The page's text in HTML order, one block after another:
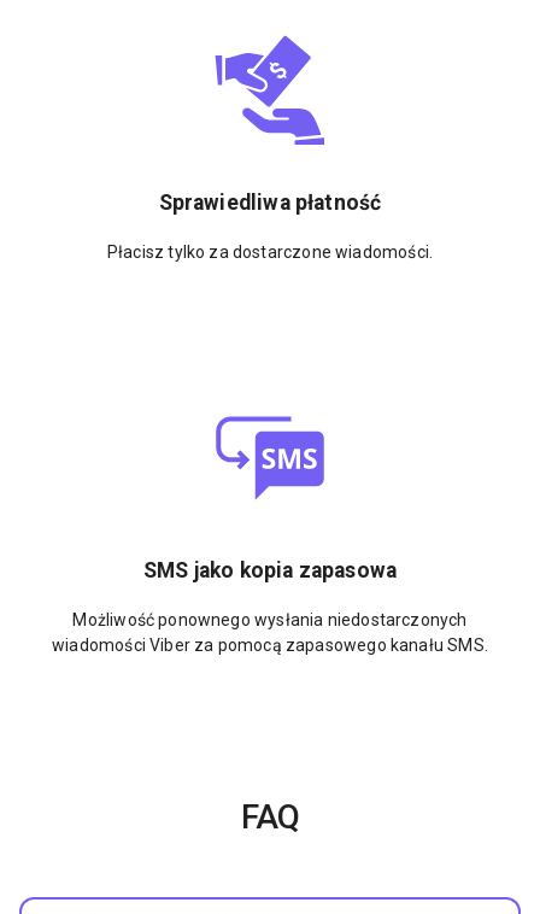
Sprawiedliwa płatność
Płacisz tylko za dostarczone wiadomości.
SMS jako kopia zapasowa
Możliwość ponownego wysłania niedostarczonych
wiadomości Viber za pomocą zapasowego kanału SMS.
FAQ